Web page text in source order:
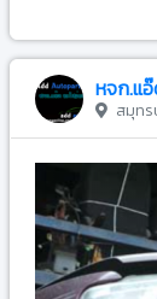
หจก.แ
สมุทร